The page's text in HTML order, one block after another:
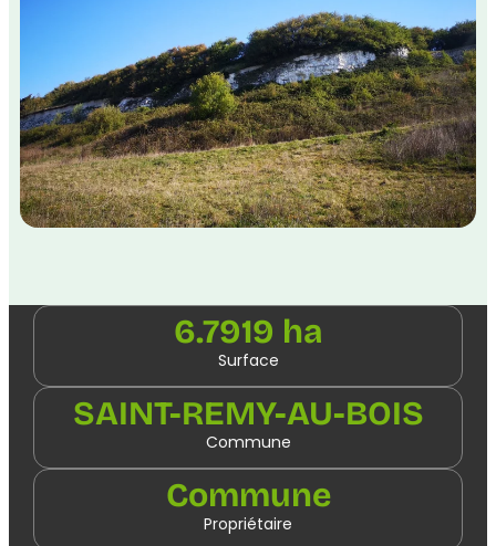
6.7919 ha
Surface
SAINT-REMY-AU-BOIS
Commune
Commune
Propriétaire